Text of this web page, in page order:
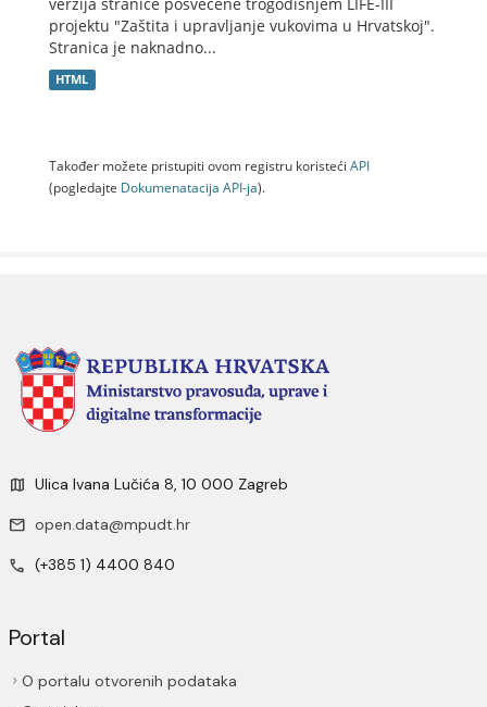
projektu "Zaštita i upravljanje vukovima u Hrvatskoj".
Stranica je naknadno...
HTML
Također možete pristupiti ovom registru koristeći API
(pogledajte Dokumenаtаcijа API-jа).